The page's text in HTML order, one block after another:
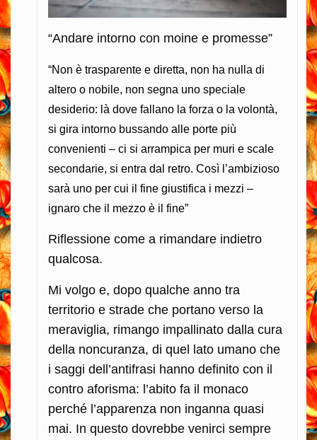
“Andare intorno con moine e promesse”
“Non è trasparente e diretta, non ha nulla di
altero o nobile, non segna uno speciale
desiderio: là dove fallano la forza o la volontà,
si gira intorno bussando alle porte più
convenienti – ci si arrampica per muri e scale
secondarie, si entra dal retro. Così l’ambizioso
sarà uno per cui il fine giustifica i mezzi –
ignaro che il mezzo è il fine”
Riflessione come a rimandare indietro
qualcosa.
Mi volgo e, dopo qualche anno tra
territorio e strade che portano verso la
meraviglia, rimango impallinato dalla cura
della noncuranza, di quel lato umano che
i saggi dell’antifrasi hanno definito con il
contro aforisma: l’abito fa il monaco
perché l’apparenza non inganna quasi
mai. In questo dovrebbe venirci sempre